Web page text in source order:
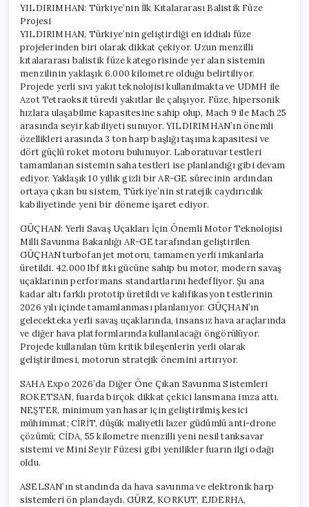
YILDIRIMHAN: Türkiye’nin İlk Kıtalararası Balistik Füze
Projesi
YILDIRIMHAN, Türkiye’nin geliştirdiği en iddialı füze
projelerinden biri olarak dikkat çekiyor. Uzun menzilli
kıtalararası balistik füze kategorisinde yer alan sistemin
menzilinin yaklaşık 6.000 kilometre olduğu belirtiliyor.
Projede yerli sıvı yakıt teknolojisi kullanılmakta ve UDMH ile
Azot Tetraoksit türevli yakıtlar ile çalışıyor. Füze, hipersonik
hızlara ulaşabilme kapasitesine sahip olup, Mach 9 ile Mach 25
arasında seyir kabiliyeti sunuyor. YILDIRIMHAN’ın önemli
özellikleri arasında 3 ton harp başlığı taşıma kapasitesi ve
dört güçlü roket motoru bulunuyor. Laboratuvar testleri
tamamlanan sistemin saha testleri ise planlandığı gibi devam
ediyor. Yaklaşık 10 yıllık gizli bir AR-GE sürecinin ardından
ortaya çıkan bu sistem, Türkiye’nin stratejik caydırıcılık
kabiliyetinde yeni bir döneme işaret ediyor.
GÜÇHAN: Yerli Savaş Uçakları İçin Önemli Motor Teknolojisi
Milli Savunma Bakanlığı AR-GE tarafından geliştirilen
GÜÇHAN turbofan jet motoru, tamamen yerli imkanlarla
üretildi. 42.000 lbf itki gücüne sahip bu motor, modern savaş
uçaklarının performans standartlarını hedefliyor. Şu ana
kadar altı farklı prototip üretildi ve kalifikasyon testlerinin
2026 yılı içinde tamamlanması planlanıyor. GÜÇHAN’ın
gelecekteka yerli savaş uçaklarında, insansız hava araçlarında
ve diğer hava platformlarında kullanılacağı öngörülüyor.
Projede kullanılan tüm kritik bileşenlerin yerli olarak
geliştirilmesi, motorun stratejik önemini artırıyor.
SAHA Expo 2026’da Diğer Öne Çıkan Savunma Sistemleri
ROKETSAN, fuarda birçok dikkat çekici lansmana imza attı.
NEŞTER, minimum yan hasar için geliştirilmiş kesici
mühimmat; CİRİT, düşük maliyetli lazer güdümlü anti-drone
çözümü; CİDA, 55 kilometre menzilli yeni nesil tanksavar
sistemi ve Mini Seyir Füzesi gibi yenilikler fuarın ilgi odağı
oldu.
ASELSAN’ın standında da hava savunma ve elektronik harp
sistemleri ön plandaydı. GÜRZ, KORKUT, EJDERHA,